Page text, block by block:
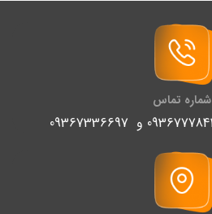
شماره تماس